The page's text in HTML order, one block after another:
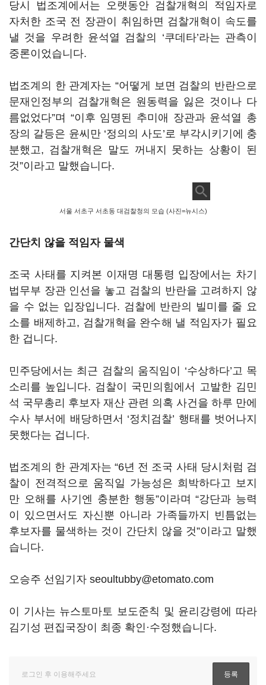
당시 법조계에서는 오랫동안 검찰개혁의 적임자로
자처한 조국 전 장관이 취임하면 검찰개혁이 속도를
낼 것을 우려한 윤석열 검찰의 ‘쿠데타’라는 관측이
중론이었습니다.
법조계의 한 관계자는 “어떻게 보면 검찰의 반란으로
문재인정부의 검찰개혁은 원동력을 잃은 것이나 다
름없었다”며 “이후 임명된 추미애 장관과 윤석열 총
장의 갈등은 윤씨만 ‘정의의 사도’로 부각시키기에 충
분했고, 검찰개혁은 말도 꺼내지 못하는 상황이 된
것”이라고 말했습니다.
서울 서초구 서초동 대검찰청의 모습 (사진=뉴시스)
간단치 않을 적임자 물색
조국 사태를 지켜본 이재명 대통령 입장에서는 차기
법무부 장관 인선을 놓고 검찰의 반란을 고려하지 않
을 수 없는 입장입니다. 검찰에 반란의 빌미를 줄 요
소를 배제하고, 검찰개혁을 완수해 낼 적임자가 필요
한 겁니다.
민주당에서는 최근 검찰의 움직임이 ‘수상하다’고 목
소리를 높입니다. 검찰이 국민의힘에서 고발한 김민
석 국무총리 후보자 재산 관련 의혹 사건을 하루 만에
수사 부서에 배당하면서 ‘정치검찰’ 행태를 벗어나지
못했다는 겁니다.
법조계의 한 관계자는 “6년 전 조국 사태 당시처럼 검
찰이 전격적으로 움직일 가능성은 희박하다고 보지
만 오해를 사기엔 충분한 행동”이라며 “강단과 능력
이 있으면서도 자신뿐 아니라 가족들까지 빈틈없는
후보자를 물색하는 것이 간단치 않을 것”이라고 말했
습니다.
오승주 선임기자 seoultubby@etomato.com
이 기사는 뉴스토마토 보도준칙 및 윤리강령에 따라
김기성 편집국장이 최종 확인·수정했습니다.